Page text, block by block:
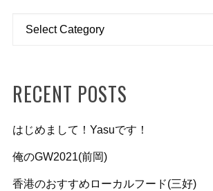
Categories
RECENT POSTS
はじめまして！Yasuです！
俺のGW2021(前岡)
香港のおすすめローカルフード(三好)